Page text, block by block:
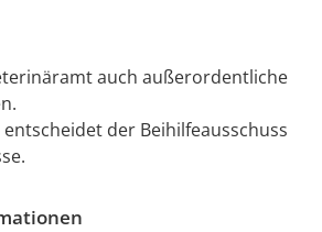
auch außerordentliche
der Beihilfeausschuss